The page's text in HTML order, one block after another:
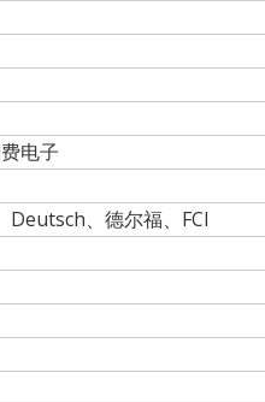
、工程、工业控制、汽车
电子
Deutsch、德尔福、FCI